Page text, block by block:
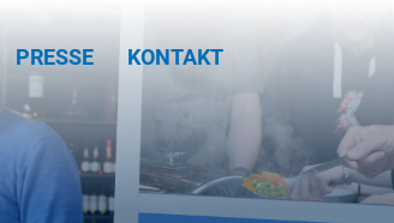
PRESSE KONTAKT